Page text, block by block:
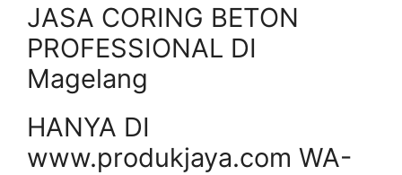
JASA CORING BETON
PROFESSIONAL DI
Magelang
HANYA DI
www.produkjaya.com WA-